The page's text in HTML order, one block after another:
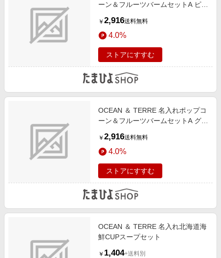
ーン＆フルーツバームセットA ピン
￥ 2,916送料無料
4.0%
ストアにすすむ
OCEAN ＆ TERRE 名入れポップコ
ーン＆フルーツバームセットA グリ
￥ 2,916送料無料
4.0%
ストアにすすむ
OCEAN ＆ TERRE 名入れ北海道海
鮮CUPスープセット
￥ 1,404+送料別